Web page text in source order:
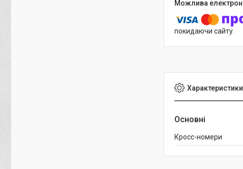
покидаючи сайту.
Характеристики
Основні
Кросс-номери